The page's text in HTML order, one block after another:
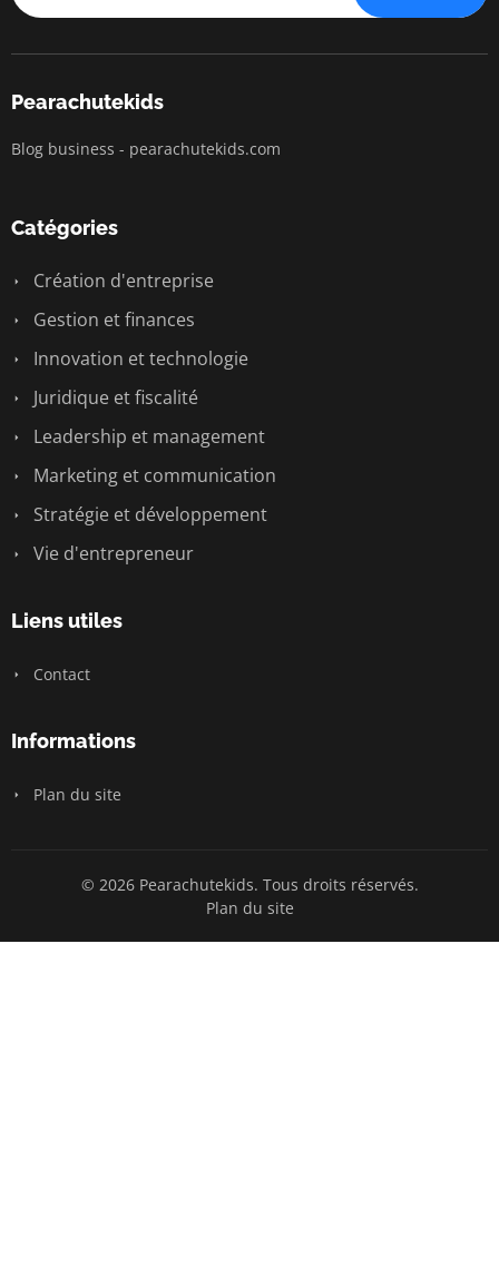
Pearachutekids
Blog business - pearachutekids.com
Catégories
Création d'entreprise
Gestion et finances
Innovation et technologie
Juridique et fiscalité
Leadership et management
Marketing et communication
Stratégie et développement
Vie d'entrepreneur
Liens utiles
Contact
Informations
Plan du site
© 2026 Pearachutekids. Tous droits réservés.
Plan du site